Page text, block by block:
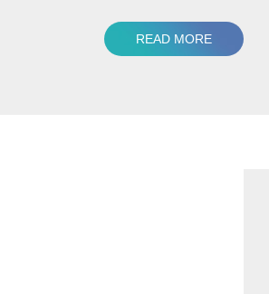
量。
READ MORE